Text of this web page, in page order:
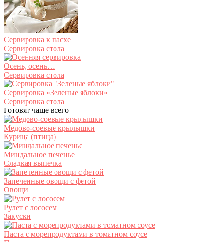
Сервировка к пасхе
Сервировка стола
Осень, осень…
Сервировка стола
Сервировка «Зеленые яблоки»
Сервировка стола
Готовят чаще всего
Медово-соевые крылышки
Курица (птица)
Миндальное печенье
Сладкая выпечка
Запеченные овощи с фетой
Овощи
Рулет с лососем
Закуски
Паста с морепродуктами в томатном соусе